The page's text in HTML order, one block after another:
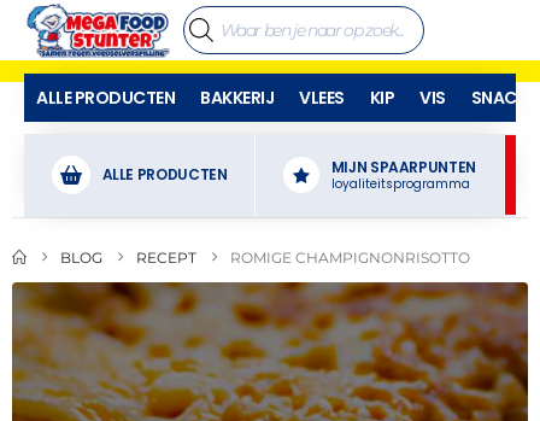
ALLE PRODUCTEN BAKKERIJ VLEES KIP VIS SNACKS
ALLE PRODUCTEN MIJN SPAARPUNTEN
loyaliteitsprogramma
BLOG RECEPT ROMIGE CHAMPIGNONRISOTTO